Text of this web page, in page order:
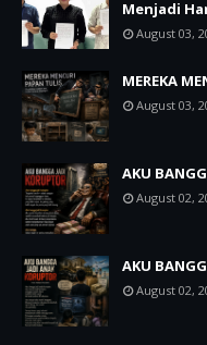
Menjadi
August 03,
MEREKA
August 03,
AKU
August 02,
AKU
August 02,